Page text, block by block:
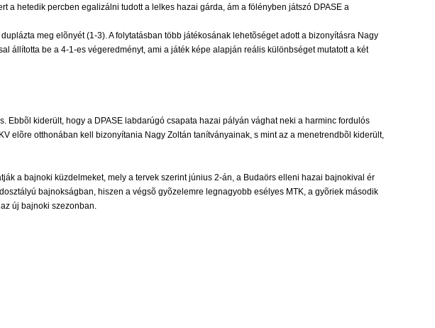
a hetedik percben egalizálni tudott a lelkes hazai gárda, ám a fölényben játszó DPASE a
meg elõnyét (1-3). A folytatásban több játékosának lehetõséget adott a bizonyításra Nagy
állította be a 4-1-es végeredményt, ami a játék képe alapján reális különbséget mutatott a két
kiderült, hogy a DPASE labdarúgó csapata hazai pályán vághat neki a harminc fordulós
elõre otthonában kell bizonyítania Nagy Zoltán tanítványainak, s mint az a menetrendbõl kiderült,
a bajnoki küzdelmeket, mely a tervek szerint június 2-án, a Budaörs elleni hazai bajnokival ér
bajnokságban, hiszen a végsõ gyõzelemre legnagyobb esélyes MTK, a gyõriek második
új bajnoki szezonban.